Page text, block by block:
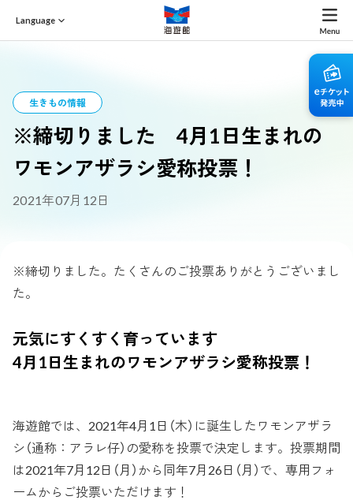
Language
生きもの情報
※締切りました 4月1日生まれの
ワモンアザラシ愛称投票！
2021年07月12日
※締切りました。たくさんのご投票ありがとうございまし
た。
元気にすくすく育っています
4月1日生まれのワモンアザラシ愛称投票！
海遊館では、2021年4月1日（木）に誕生したワモンアザラ
シ（通称：アラレ仔）の愛称を投票で決定します。投票期間
は2021年7月12日（月）から同年7月26日（月）で、専用フォ
ームからご投票いただけます！